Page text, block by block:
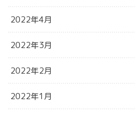
2022年4月
2022年3月
2022年2月
2022年1月